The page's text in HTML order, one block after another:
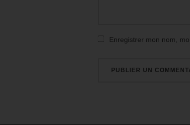
Enregistrer mon nom,